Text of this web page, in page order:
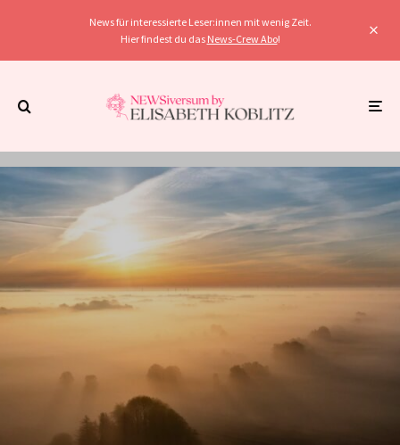
News für interessierte Leser:innen mit wenig Zeit.
Hier findest du das News-Crew Abo!